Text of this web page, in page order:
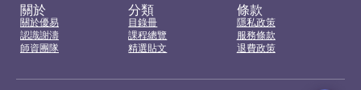
關於
關於優易
認識謝濤
師資團隊
分類
目錄冊
課程總覽
精選貼文
條款
隱私政策
服務條款
退費政策